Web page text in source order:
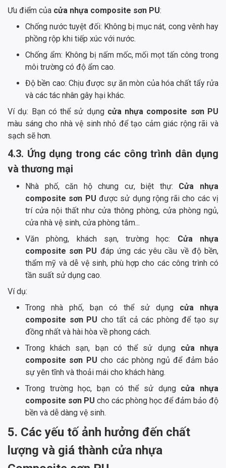
Ưu điểm của cửa nhựa composite sơn PU:
Chống nước tuyệt đối: Không bị mục nát, cong vênh hay
phồng rộp khi tiếp xúc với nước.
Chống ẩm: Không bị nấm mốc, mối mọt tấn công trong
môi trường có độ ẩm cao.
Độ bền cao: Chịu được sự ăn mòn của hóa chất tẩy rửa
và các tác nhân gây hại khác.
Ví dụ: Bạn có thể sử dụng cửa nhựa composite sơn PU
màu sáng cho nhà vệ sinh nhỏ để tạo cảm giác rộng rãi và
sạch sẽ hơn.
4.3. Ứng dụng trong các công trình dân dụng
và thương mại
Nhà phố, căn hộ chung cư, biệt thự: Cửa nhựa
composite sơn PU được sử dụng rộng rãi cho các vị
trí cửa nội thất như cửa thông phòng, cửa phòng ngủ,
cửa nhà vệ sinh, cửa phòng tắm...
Văn phòng, khách sạn, trường học: Cửa nhựa
composite sơn PU đáp ứng các yêu cầu về độ bền,
thẩm mỹ và dễ vệ sinh, phù hợp cho các công trình có
tần suất sử dụng cao.
Ví dụ:
Trong nhà phố, bạn có thể sử dụng cửa nhựa
composite sơn PU cho tất cả các phòng để tạo sự
đồng nhất và hài hòa về phong cách.
Trong khách sạn, bạn có thể sử dụngcửa nhựa
composite sơn PU cho các phòng ngủ để đảm bảo
sự yên tĩnh và thoải mái cho khách hàng.
Trong trường học, bạn có thể sử dụng cửa nhựa
composite sơn PU cho các phòng học để đảm bảo độ
bền và dễ dàng vệ sinh.
5. Các yếu tố ảnh hưởng đến chất
lượng và giá thành cửa nhựa